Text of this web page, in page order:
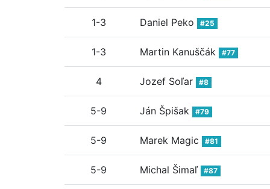
1-3 Daniel Peko #25
1-3 Martin Kanuščák #77
4 Jozef Soľar #8
5-9 Ján Špišak #79
5-9 Marek Magic #81
5-9 Michal Šimaľ #87